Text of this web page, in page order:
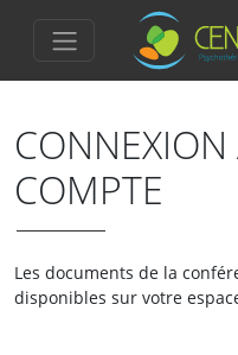
CONNEXION
COMPTE
Les documents de la
disponibles sur votre